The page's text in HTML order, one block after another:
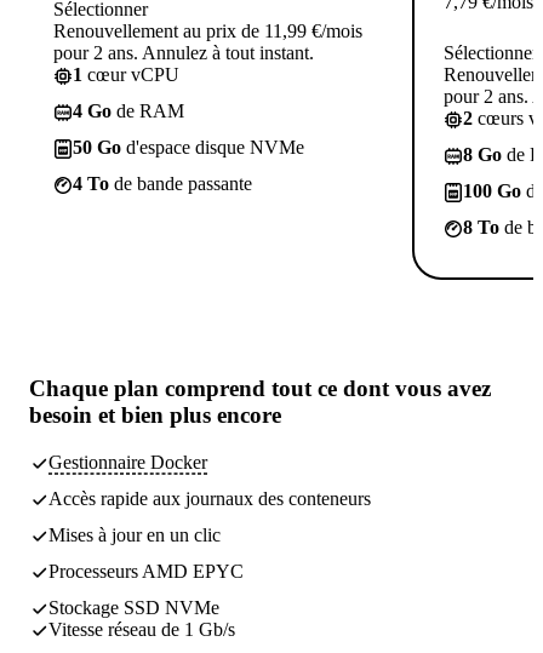
Sélectionner
Renouvellement au prix de 11,99 €/mois
pour 2 ans. Annulez à tout instant.
1 cœur vCPU
4 Go de RAM
50 Go d'espace disque NVMe
4 To de bande passante
Sélectionner
pour 2 ans.
2 cœurs
8 Go de
100 Go
8 To de
Chaque plan comprend tout ce dont vous avez
besoin et bien plus encore
Gestionnaire Docker
Accès rapide aux journaux des conteneurs
Mises à jour en un clic
Processeurs AMD EPYC
Stockage SSD NVMe
Vitesse réseau de 1 Gb/s